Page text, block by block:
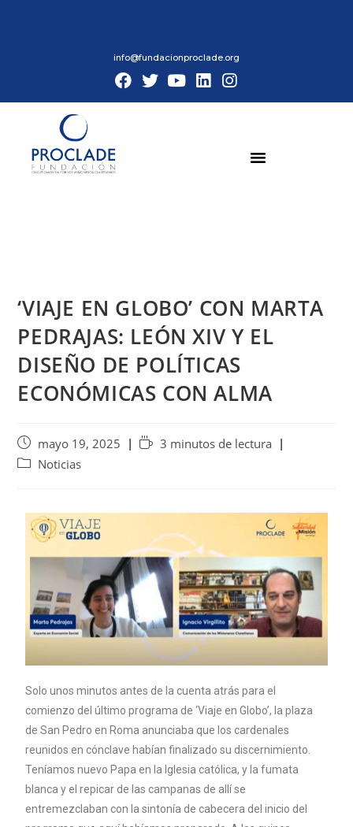
info@fundacionproclade.org
‘VIAJE EN GLOBO’ CON MARTA
PEDRAJAS: LEÓN XIV Y EL
DISEÑO DE POLÍTICAS
ECONÓMICAS CON ALMA
mayo 19, 2025
3 minutos de lectura
Noticias
Solo unos minutos antes de la cuenta atrás para el
comienzo del último programa de ‘Viaje en Globo’, la plaza
de San Pedro en Roma anunciaba que los cardenales
reunidos en cónclave habían finalizado su discernimiento.
Teníamos nuevo Papa en la Iglesia católica, y la fumata
blanca y el repicar de las campanas de allí se
entremezclaban con la sintonía de cabecera del inicio del